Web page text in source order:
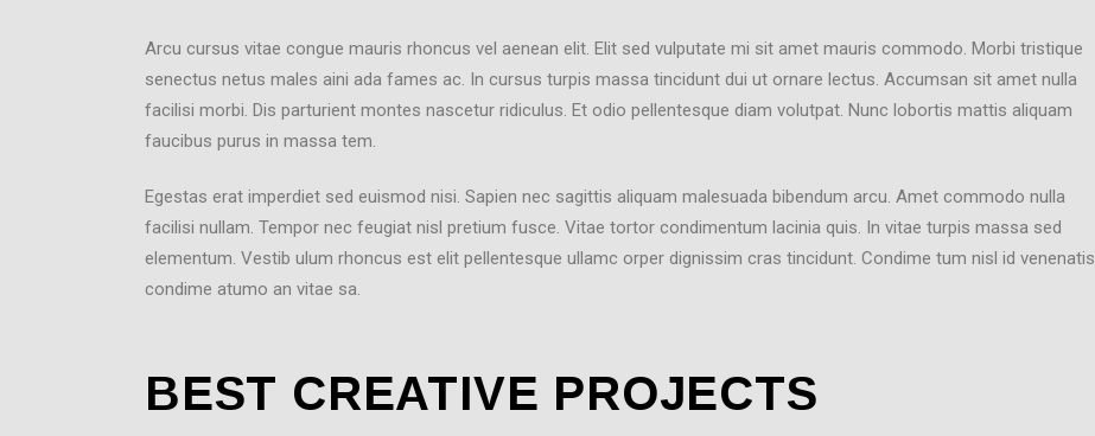
Arcu cursus vitae congue mauris rhoncus vel aenean elit. Elit sed vulputate mi sit amet mauris commodo. Morbi tristique
senectus netus males aini ada fames ac. In cursus turpis massa tincidunt dui ut ornare lectus. Accumsan sit amet nulla
facilisi morbi. Dis parturient montes nascetur ridiculus. Et odio pellentesque diam volutpat. Nunc lobortis mattis aliquam
faucibus purus in massa tem.
Egestas erat imperdiet sed euismod nisi. Sapien nec sagittis aliquam malesuada bibendum arcu. Amet commodo nulla
facilisi nullam. Tempor nec feugiat nisl pretium fusce. Vitae tortor condimentum lacinia quis. In vitae turpis massa sed
elementum. Vestib ulum rhoncus est elit pellentesque ullamc orper dignissim cras tincidunt. Condime tum nisl id venenatis
condime atumo an vitae sa.
BEST CREATIVE PROJECTS